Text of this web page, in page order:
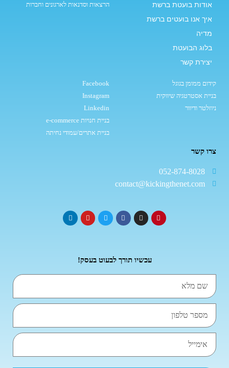
אודות בועטת ברשת
איך אנו בועטים ברשת
מדיה
בלוג הבועטת
יצירת קשר
הרצאות וסדנאות לארגונים וחברות
קידום ממומן בגוגל
בניית אסטרטגיה שיווקית
ניוזלטר ודיוור
Facebook
Instagram
Linkedin
בניית חנויות e-commerce
בניית אתרים/עמודי נחיתה
צרו קשר
052-874-8028
contact@kickingthenet.com
עכשיו תורך לבעוט בעסק!